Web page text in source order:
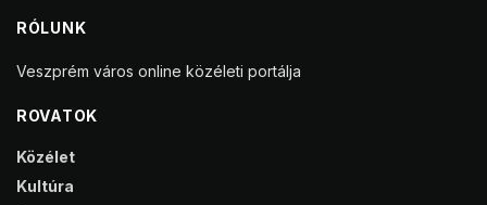
RÓLUNK
Veszprém város online közéleti portálja
ROVATOK
Közélet
Kultúra